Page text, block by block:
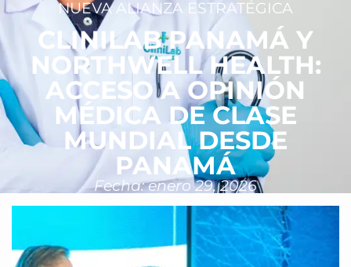
NUEVA ALIANZA ESTRATÉGICA
CLINILAB PANAMÁ Y
NORTHWELL HEALTH:
ACCESO A OPINIÓN
MÉDICA DE CLASE
MUNDIAL DESDE
PANAMÁ
Fecha: enero 29, 2026